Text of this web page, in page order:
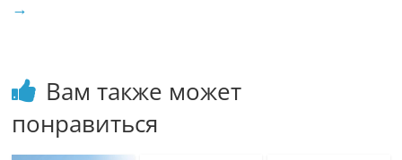
→
Вам также может
понравиться